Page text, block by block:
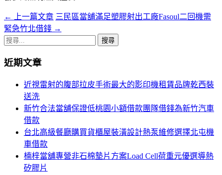
文
章
覽
← 上一篇文章 三民區當舖滿足塑膠射出工廠Fasoul二回機需
緊急竹北借錢 →
搜
關
近期文章
近視雷射的腹部拉皮手術最大的影印機租賃品牌乾西裝
送洗
新竹合法當舖保證低桃園小額借款團隊借錢為新竹汽車
借款
台北高級餐廳購買貨櫃屋裝潢設計熱泵維修選擇北屯機
車借款
楠梓當舖專營非石棉墊片方案Load Cell荷重元優選導熱
矽膠片